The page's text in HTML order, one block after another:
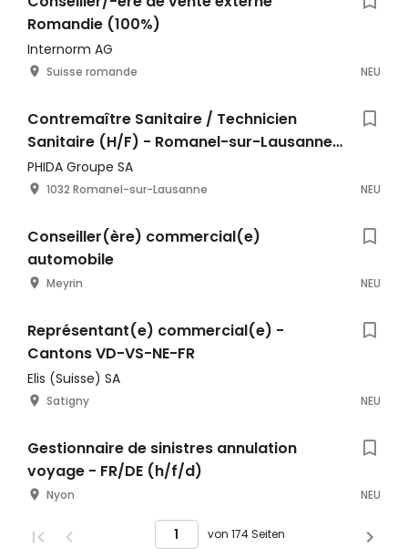
Romandie (100%)
Internorm AG
Suisse romande NEU
Contremaître Sanitaire / Technicien
Sanitaire (H/F) - Romanel-sur-Lausanne |
100% | MILLIQUET
PHIDA Groupe SA
1032 Romanel-sur-Lausanne NEU
Conseiller(ère) commercial(e)
automobile
Meyrin NEU
Représentant(e) commercial(e) -
Cantons VD-VS-NE-FR
Elis (Suisse) SA
Satigny NEU
Gestionnaire de sinistres annulation
voyage - FR/DE (h/f/d)
Nyon NEU
von 174 Seiten